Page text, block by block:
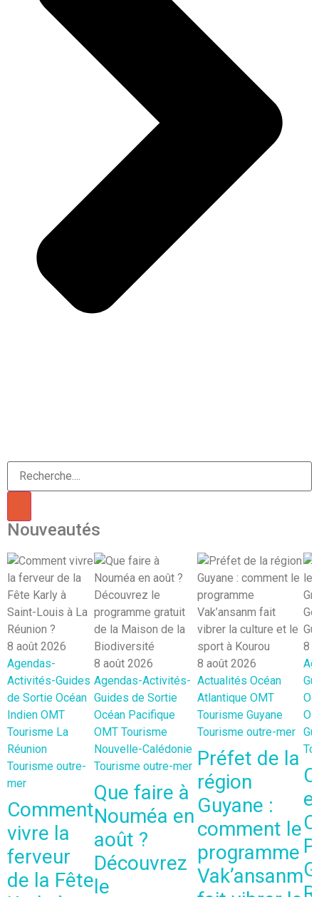
Nouveautés
8 août 2026
Agendas-
Activités-Guides
de Sortie Océan
Indien OMT
Tourisme La
Réunion
Tourisme outre-
mer
Comment
vivre la
ferveur
de la Fête
8 août 2026
Agendas-Activités-
Guides de Sortie
Océan Pacifique
OMT Tourisme
Nouvelle-Calédonie
Tourisme outre-mer
Que faire à
Nouméa en
août ?
Découvrez
le
8 août 2026
Actualités Océan
Atlantique OMT
Tourisme Guyane
Tourisme outre-mer
Préfet de la
région
Guyane :
comment le
programme
Vak’ansanm
8